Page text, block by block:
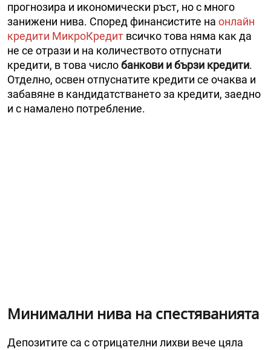
прогнозира и икономически ръст, но с много
занижени нива. Според финансистите на онлайн
кредити МикроКредит всичко това няма как да
не се отрази и на количеството отпуснати
кредити, в това числобанкови и бързи кредити.
Отделно, освен отпуснатите кредити се очаква и
забавяне в кандидатстването за кредити, заедно
и с намалено потребление.
Минимални нива на спестяванията
Депозитите са с отрицателни лихви вече цяла